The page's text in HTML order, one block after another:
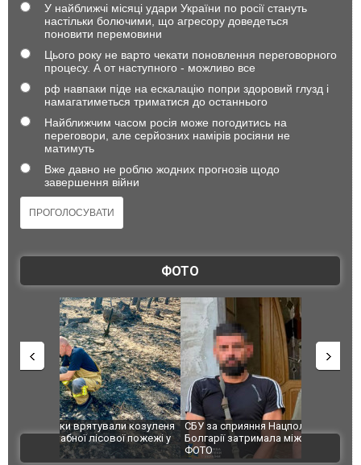
У найближчі місяці удари України по росії стануть
настільки болючими, що агресору доведеться
поновити перемовини
Цього року не варто чекати поновлення переговорного
процесу. А от наступного - можливо все
рф навпаки піде на ескалацію попри здоровий глузд і
намагатиметься триматися до останнього
Найближчим часом росія може погодитись на
переговори, але серйозних намірів росіяни не
матимуть
Вже давно не роблю жодних прогнозів щодо
завершення війни
ФОТО
пожежі у
СБУ за сприяння Нацполіції та правоохоронців
Болгарії затримала міжнародного наркобарона.
ФОТО
Росіяни
одна
ВІДЕО